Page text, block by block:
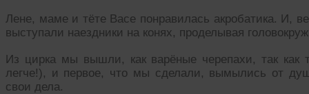
Лене, маме и тёте Васе понравилась акробатика. И,
выступали наездники на конях, проделывая
Из цирка мы вышли, как варёные черепахи, так
легче!), и первое, что мы сделали, вымылись от
свои дела.